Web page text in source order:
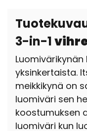
3-in-1
yksinkertaista.
meikkikynä on
luomiväri sen
koostumuksen
luomiväri kun